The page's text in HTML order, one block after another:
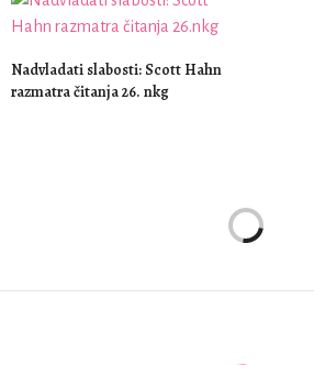
Nadvladati slabosti: Scott Hahn
razmatra čitanja 26. nkg